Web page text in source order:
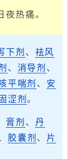
夜热痛。
下剂 、 祛风
、 消导剂 、
平喘剂 、 安
固涩剂。
膏剂 、 丹
胶囊剂 、 片